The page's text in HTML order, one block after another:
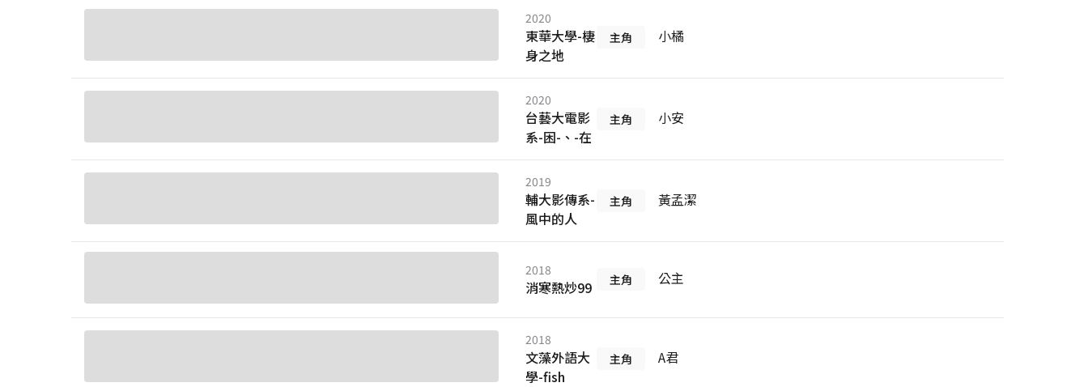
2020
東華大學-棲
身之地
主角 小橘
2020
台藝大電影
系-困-、-在
主角 小安
2019
輔大影傳系-
風中的人
主角 黃孟潔
2018
消寒熱炒99 主角 公主
2018
文藻外語大
學-fish
主角 A君